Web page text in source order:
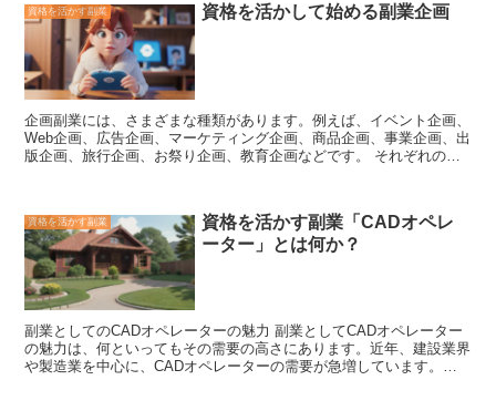
画像を組み合わせて1枚の写真を作成する作業のことです。写真撮影
のスキルと、画像編集ソフトの使い方のスキルがあれば、副業として
活躍することができます。 -3. 写真の加工- 写真の加工とは、写真の
エフェクトを加えたり、文字を入れたり、フレームをつけたりする作
業のことです。写真撮影のスキルと、画像編集ソフトの使い方のスキ
ルがあれば、副業として活躍することができます。 -4. 写真の販売-
自分の撮影した写真を販売して、副業にすることもできます。写真販
売のプラットフォームはたくさんあるので、自分に合ったプラットフ
ォームを見つけて出品することができます。 -5. 写真教室の開催- 写
資格を活かす副業 資格を活かして始める副業企画
企画副業には、さまざまな種類があります。例えば、イベント企画、
Web企画、広告企画、マーケティング企画、商品企画、事業企画、出
版企画、旅行企画、お祭り企画、教育企画などです。 それぞれの企
Web企画には、Webサイトの企画や制作の経験や知識が必要です。広
告企画には、広告の企画や制作の経験や知識が必要です。
資格を活かす副業
資格を活かす副業「CADオペレ
ーター」とは何か？
副業としてのCADオペレーターの魅力 副業としてCADオペレーター
の魅力は、何といってもその需要の高さにあります。近年、建設業界
や製造業を中心に、CADオペレーターの需要が急増しています。こ